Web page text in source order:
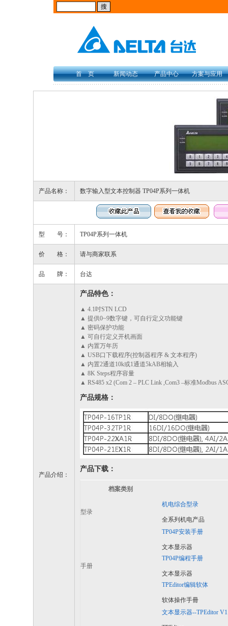
首 页 新闻动态 产品中心 方案与应用
产品名称： 数字输入型文本控制器 TP04P系列一体机
型 号： TP04P系列一体机
价 格： 请与商家联系
品 牌： 台达
产品介绍：
产品特色：
▲ 4.1吋STN LCD
▲ 提供0~9数字键，可自行定义功能键
▲ 密码保护功能
▲ 可自行定义开机画面
▲ 内置万年历
▲ USB口下载程序(控制器程序 & 文本程序)
▲ 内置2通道10k或1通道5kAB相输入
▲ 8K Steps程序容量
▲ RS485 x2 (Com 2 – PLC Link ,Com3 –标准Modbus
产品规格：
产品下载：
档案类别
型录
机电综合型录
全系列机电产品
手册
TP04P安装手册
文本显示器
TP04P编程手册
文本显示器
TPEditor编辑软体
软体操作手冊
文本显示器--TPEditor